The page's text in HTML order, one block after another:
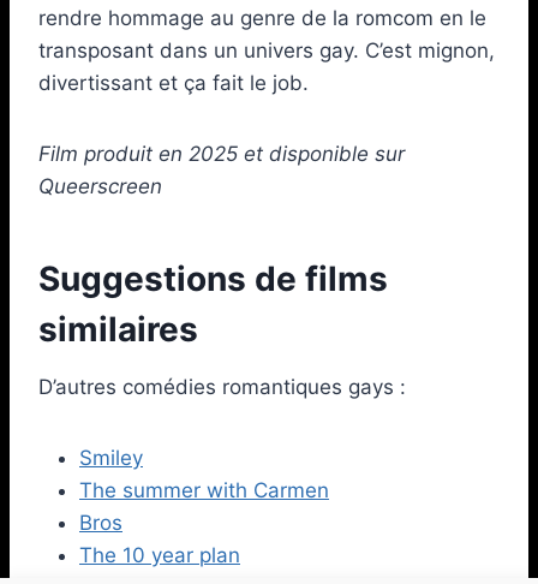
rendre hommage au genre de la romcom en le
transposant dans un univers gay. C’est mignon,
divertissant et ça fait le job.
Film produit en 2025 et disponible sur
Queerscreen
Suggestions de films
similaires
D’autres comédies romantiques gays :
Smiley
The summer with Carmen
Bros
The 10 year plan